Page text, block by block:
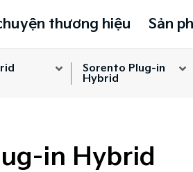
thương hiệu Sản
Sorento Plug-in
Hybrid
in Hybrid